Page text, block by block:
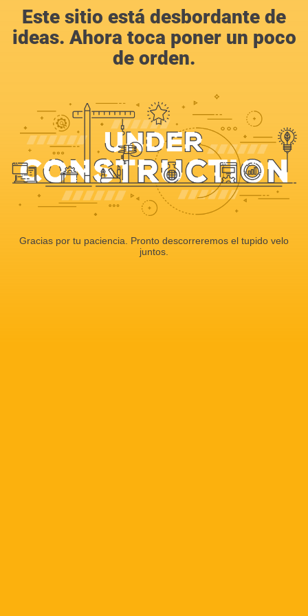
Este sitio está desbordante de
ideas. Ahora toca poner un poco
de orden.
Gracias por tu paciencia. Pronto descorreremos el tupido velo
juntos.